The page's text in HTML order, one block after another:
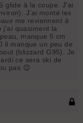
glide à la coupe. J'ai
J'ai monté les
me reviennent à
j'ai quasiment la
manque 5 cm
il manque un peu de
(blizzard G95). Je
ce sera ski de
pas 😉